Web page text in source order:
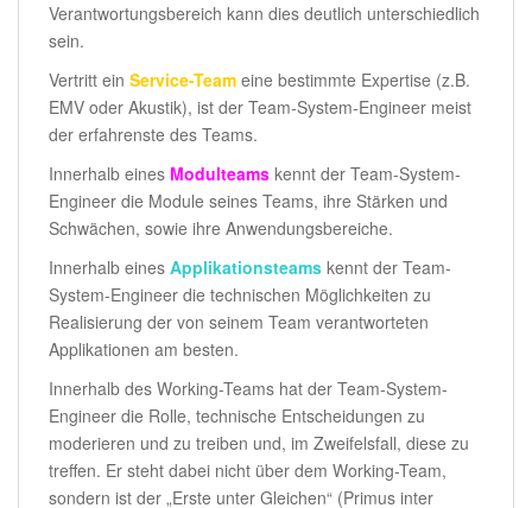
Verantwortungsbereich kann dies deutlich unterschiedlich
sein.
Vertritt ein Service-Team eine bestimmte Expertise (z.B.
EMV oder Akustik), ist der Team-System-Engineer meist
der erfahrenste des Teams.
Innerhalb eines Modulteams kennt der Team-System-
Engineer die Module seines Teams, ihre Stärken und
Schwächen, sowie ihre Anwendungsbereiche.
Innerhalb eines Applikationsteams kennt der Team-
System-Engineer die technischen Möglichkeiten zu
Realisierung der von seinem Team verantworteten
Applikationen am besten.
Innerhalb des Working-Teams hat der Team-System-
Engineer die Rolle, technische Entscheidungen zu
moderieren und zu treiben und, im Zweifelsfall, diese zu
treffen. Er steht dabei nicht über dem Working-Team,
sondern ist der „Erste unter Gleichen“ (Primus inter